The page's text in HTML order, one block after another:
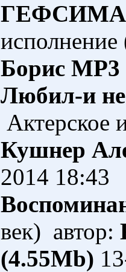
Борис MP3
Любил-и не
Актерское
Кушнер
2014 18:43
век) автор:
(4.55Mb)